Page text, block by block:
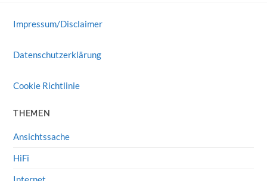
Impressum/Disclaimer
Datenschutzerklärung
Cookie Richtlinie
THEMEN
Ansichtssache
HiFi